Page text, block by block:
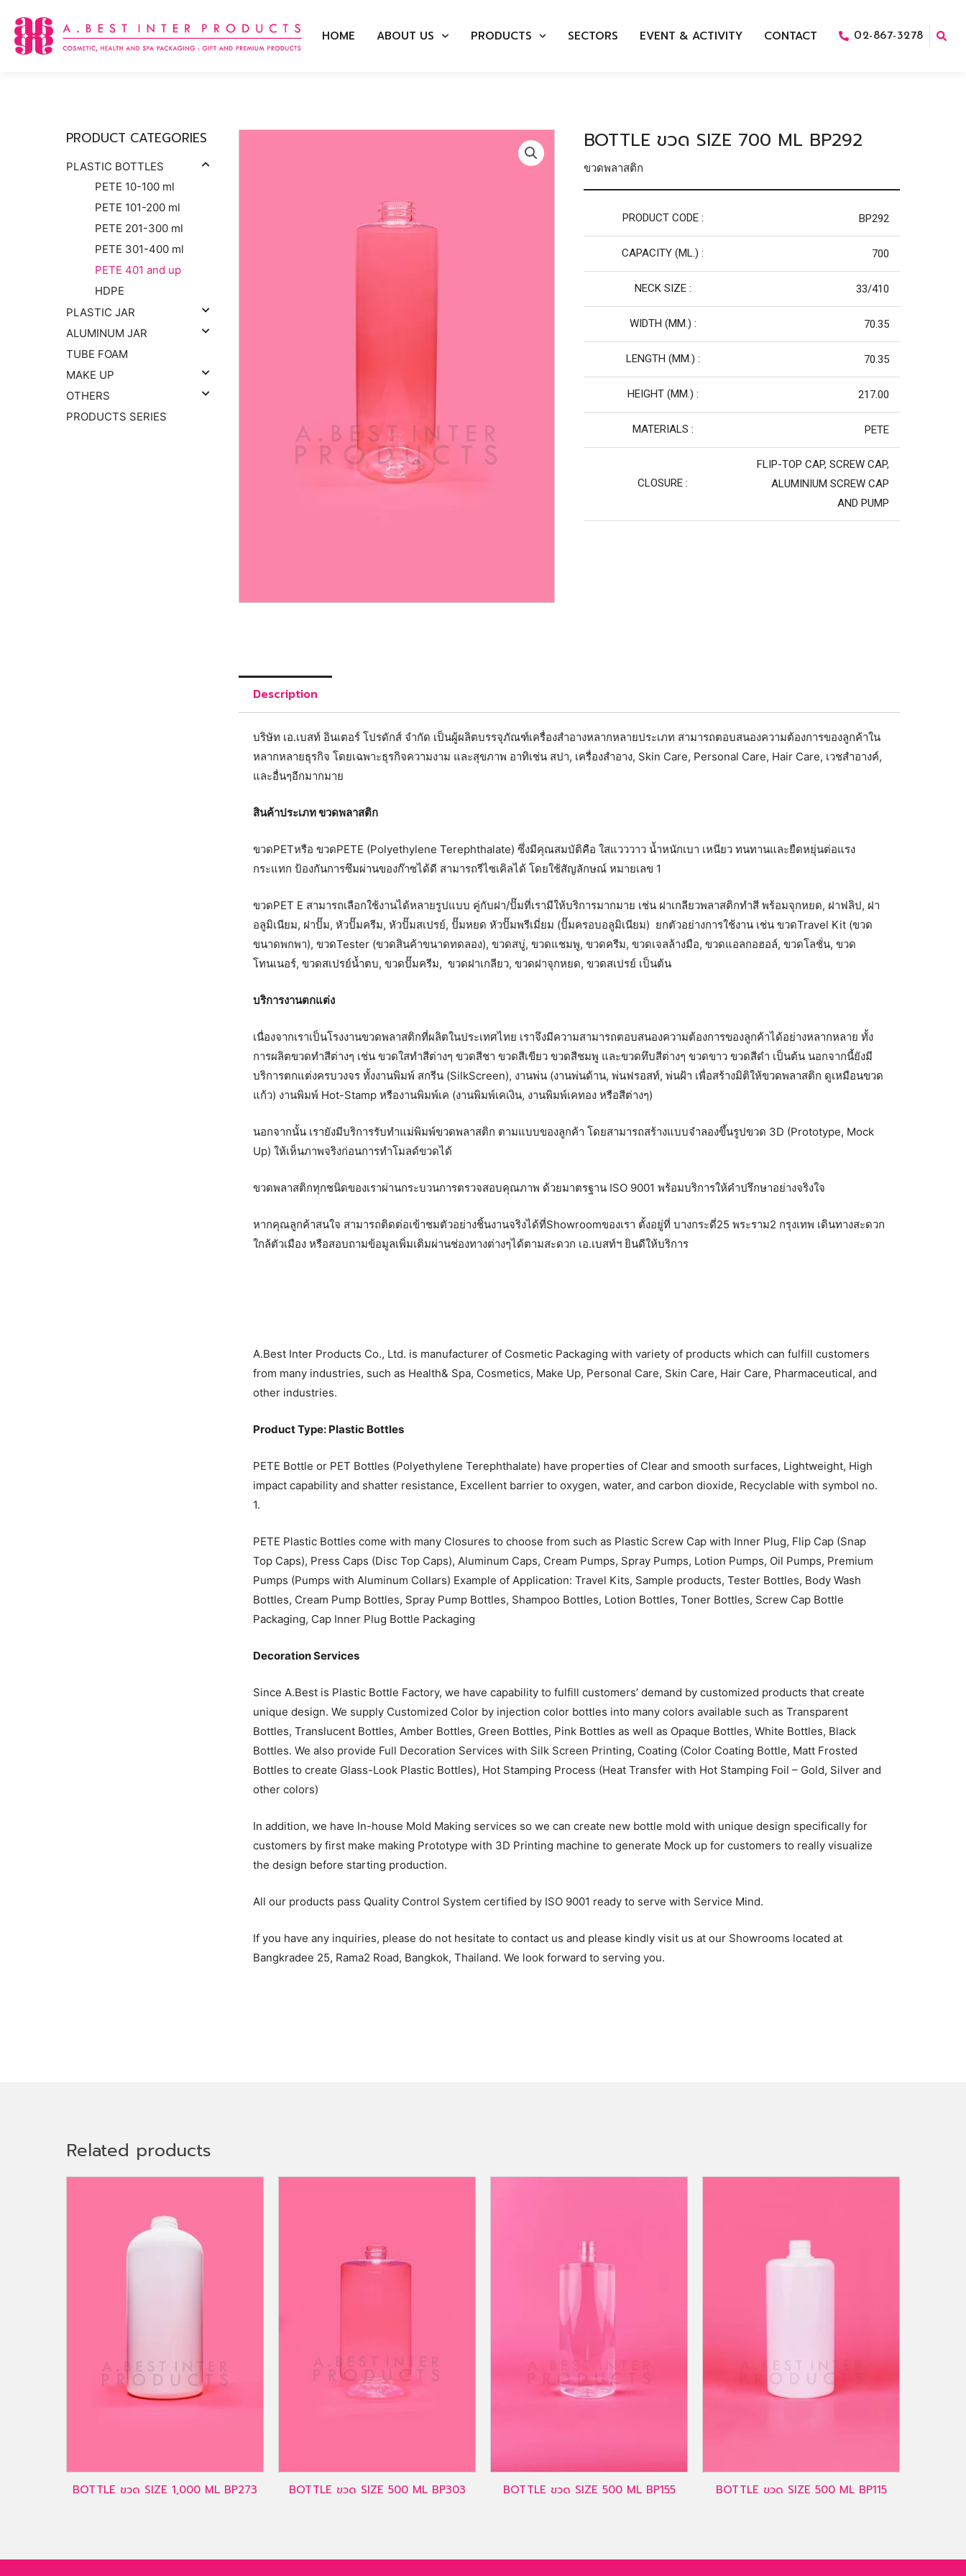
content
HOME ABOUT US PRODUCTS SECTORS EVENT & ACTIVITY CONTACT 02-867-3278
PRODUCT CATEGORIES
PLASTIC BOTTLES
PETE 10-100 ml
PETE 101-200 ml
PETE 201-300 ml
PETE 301-400 ml
PETE 401 and up
HDPE
PLASTIC JAR
ALUMINUM JAR
TUBE FOAM
MAKE UP
OTHERS
PRODUCTS SERIES
BOTTLE ขวด SIZE 700 ML BP292
ขวดพลาสติก
PRODUCT CODE : BP292
CAPACITY (ML.) : 700
NECK SIZE : 33/410
WIDTH (MM.) : 70.35
LENGTH (MM.) : 70.35
HEIGHT (MM.) : 217.00
MATERIALS : PETE
CLOSURE :
FLIP-TOP CAP, SCREW CAP,
ALUMINIUM SCREW CAP
AND PUMP
Description
บริษัท เอ.เบสท์ อินเตอร์ โปรดักส์ จำกัด เป็นผู้ผลิตบรรจุภัณฑ์เครื่องสำอางหลากหลายประเภท สามารถตอบสนองความต้องการของลูกค้าใน
หลากหลายธุรกิจ โดยเฉพาะธุรกิจความงาม และสุขภาพ อาทิเช่น สปา, เครื่องสำอาง, Skin Care, Personal Care, Hair Care, เวชสำอางค์,
และอื่นๆอีกมากมาย
สินค้าประเภท ขวดพลาสติก
ขวดPETหรือ ขวดPETE (Polyethylene Terephthalate) ซึ่งมีคุณสมบัติคือ ใสแวววาว น้ำหนักเบา เหนียว ทนทานและยืดหยุ่นต่อแรง
กระแทก ป้องกันการซึมผ่านของก๊าซได้ดี สามารถรีไซเคิลได้ โดยใช้สัญลักษณ์ หมายเลข 1
ขวดPET E สามารถเลือกใช้งานได้หลายรูปแบบ คู่กับฝา/ปั๊มที่เรามีให้บริการมากมาย เช่น ฝาเกลียวพลาสติกทำสี พร้อมจุกหยด, ฝาฟลิป, ฝา
อลูมิเนียม, ฝาปั๊ม, หัวปั๊มครีม, หัวปั๊มสเปรย์, ปั๊มหยด หัวปั๊มพรีเมี่ยม (ปั๊มครอบอลูมิเนียม) ยกตัวอย่างการใช้งาน เช่น ขวดTravel Kit (ขวด
ขนาดพกพา), ขวดTester (ขวดสินค้าขนาดทดลอง), ขวดสบู่, ขวดแชมพู, ขวดครีม, ขวดเจลล้างมือ, ขวดแอลกอฮอล์, ขวดโลชั่น, ขวด
โทนเนอร์, ขวดสเปรย์น้ำตบ, ขวดปั๊มครีม, ขวดฝาเกลียว, ขวดฝาจุกหยด, ขวดสเปรย์ เป็นต้น
บริการงานตกแต่ง
เนื่องจากเราเป็นโรงงานขวดพลาสติกที่ผลิตในประเทศไทย เราจึงมีความสามารถตอบสนองความต้องการของลูกค้าได้อย่างหลากหลาย ทั้ง
การผลิตขวดทำสีต่างๆ เช่น ขวดใสทำสีต่างๆ ขวดสีชา ขวดสีเขียว ขวดสีชมพู และขวดทึบสีต่างๆ ขวดขาว ขวดสีดำ เป็นต้น นอกจากนี้ยังมี
บริการตกแต่งครบวงจร ทั้งงานพิมพ์ สกรีน (SilkScreen), งานพ่น (งานพ่นด้าน, พ่นฟรอสท์, พ่นฝ้า เพื่อสร้างมิติให้ขวดพลาสติก ดูเหมือนขวด
แก้ว) งานพิมพ์ Hot-Stamp หรืองานพิมพ์เค (งานพิมพ์เคเงิน, งานพิมพ์เคทอง หรือสีต่างๆ)
นอกจากนั้น เรายังมีบริการรับทำแม่พิมพ์ขวดพลาสติก ตามแบบของลูกค้า โดยสามารถสร้างแบบจำลองขึ้นรูปขวด 3D (Prototype, Mock
Up) ให้เห็นภาพจริงก่อนการทำโมลด์ขวดได้
ขวดพลาสติกทุกชนิดของเราผ่านกระบวนการตรวจสอบคุณภาพ ด้วยมาตรฐาน ISO 9001 พร้อมบริการให้คำปรึกษาอย่างจริงใจ
หากคุณลูกค้าสนใจ สามารถติดต่อเข้าชมตัวอย่างชิ้นงานจริงได้ที่Showroomของเรา ตั้งอยู่ที่ บางกระดี่25 พระราม2 กรุงเทพ เดินทางสะดวก
ใกล้ตัวเมือง หรือสอบถามข้อมูลเพิ่มเติมผ่านช่องทางต่างๆได้ตามสะดวก เอ.เบสท์ฯ ยินดีให้บริการ
A.Best Inter Products Co., Ltd. is manufacturer of Cosmetic Packaging with variety of products which can fulfill customers
from many industries, such as Health& Spa, Cosmetics, Make Up, Personal Care, Skin Care, Hair Care, Pharmaceutical, and
other industries.
Product Type: Plastic Bottles
PETE Bottle or PET Bottles (Polyethylene Terephthalate) have properties of Clear and smooth surfaces, Lightweight, High
impact capability and shatter resistance, Excellent barrier to oxygen, water, and carbon dioxide, Recyclable with symbol no.
1.
PETE Plastic Bottles come with many Closures to choose from such as Plastic Screw Cap with Inner Plug, Flip Cap (Snap
Top Caps), Press Caps (Disc Top Caps), Aluminum Caps, Cream Pumps, Spray Pumps, Lotion Pumps, Oil Pumps, Premium
Pumps (Pumps with Aluminum Collars) Example of Application: Travel Kits, Sample products, Tester Bottles, Body Wash
Bottles, Cream Pump Bottles, Spray Pump Bottles, Shampoo Bottles, Lotion Bottles, Toner Bottles, Screw Cap Bottle
Packaging, Cap Inner Plug Bottle Packaging
Decoration Services
Since A.Best is Plastic Bottle Factory, we have capability to fulfill customers’ demand by customized products that create
unique design. We supply Customized Color by injection color bottles into many colors available such as Transparent
Bottles, Translucent Bottles, Amber Bottles, Green Bottles, Pink Bottles as well as Opaque Bottles, White Bottles, Black
Bottles. We also provide Full Decoration Services with Silk Screen Printing, Coating (Color Coating Bottle, Matt Frosted
Bottles to create Glass-Look Plastic Bottles), Hot Stamping Process (Heat Transfer with Hot Stamping Foil – Gold, Silver and
other colors)
In addition, we have In-house Mold Making services so we can create new bottle mold with unique design specifically for
customers by first make making Prototype with 3D Printing machine to generate Mock up for customers to really visualize
the design before starting production.
All our products pass Quality Control System certified by ISO 9001 ready to serve with Service Mind.
If you have any inquiries, please do not hesitate to contact us and please kindly visit us at our Showrooms located at
Bangkradee 25, Rama2 Road, Bangkok, Thailand. We look forward to serving you.
Related products
BOTTLE ขวด SIZE 1,000 ML BP273 BOTTLE ขวด SIZE 500 ML BP303 BOTTLE ขวด SIZE 500 ML BP155 BOTTLE ขวด SIZE 500 ML BP115